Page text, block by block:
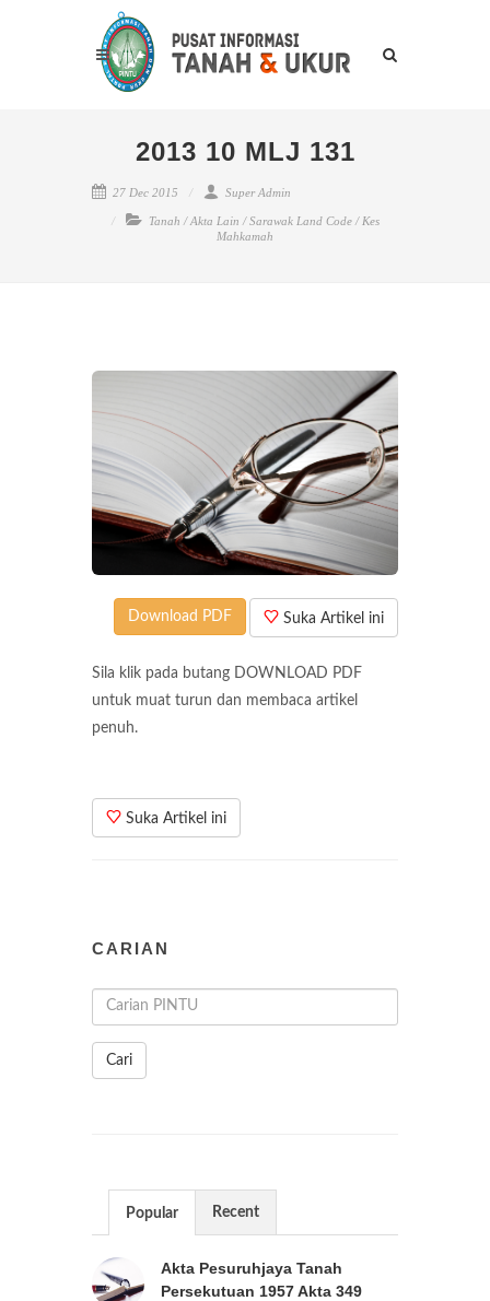
2013 10 MLJ 131
27 Dec 2015 Super Admin
Tanah /Akta Lain /Sarawak Land Code/ Kes
Mahkamah
Suka Artikel ini
Download PDF
Sila klik pada butang DOWNLOAD PDF
untuk muat turun dan membaca artikel
penuh.
Suka Artikel ini
CARIAN
Cari
Popular Recent
Akta Pesuruhjaya Tanah
Persekutuan 1957 Akta 349